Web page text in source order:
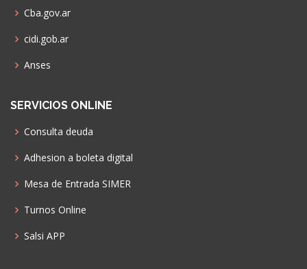
Cba.gov.ar
cidi.gob.ar
Anses
SERVICIOS ONLINE
Consulta deuda
Adhesion a boleta digital
Mesa de Entrada SIMER
Turnos Online
Salsi APP